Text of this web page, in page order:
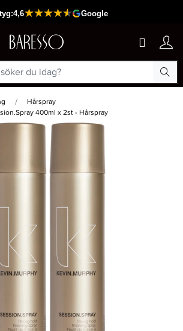
Hårspray
400ml x 2st - Hårspray
din varukorg
Nila Extreme Spray 100ml - Hårspray
179 kr